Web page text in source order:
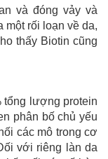
và đóng vảy và
một rối loạn về da,
thấy Biotin cũng
tổng lượng protein
phân bố chủ yếu
các mô trong cơ
với riêng làn da